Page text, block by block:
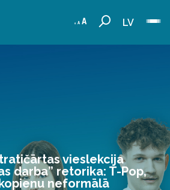
LV
vieslekcija
darba” retorika: T-Pop,
neformālā